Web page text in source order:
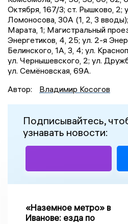
Октября, 167/3; ст. Рышково, 2;
Ломоносова, 30А (1, 2, 3
Марата, 1; Магистральный
Энергетиков, 4, 25; ул. 2-я
Белинского, 1А, 3, 4; ул.
ул. Чернышевского, 2; ул.
ул. Семёновская, 69А.
Автор:
Владимир Косогов
Подписывайтесь,
узнавать новости:
«Наземное метро» в
Иванове: езда по